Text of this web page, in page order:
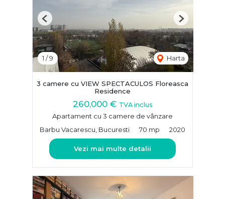
1 /9 Harta
Previous Next
3 camere cu VIEW SPECTACULOS Floreasca
Residence
260,000 € TVA inclus
Apartament cu 3 camere de vânzare
Barbu Vacarescu, Bucuresti
70 mp 2020
Vezi mai multe detalii